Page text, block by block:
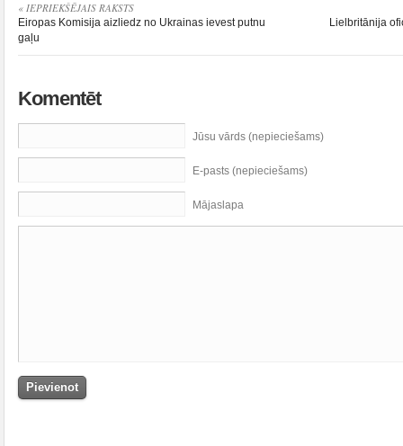
« IEPRIEKŠĒJAIS RAKSTS
Eiropas Komisija aizliedz no Ukrainas ievest putnu
gaļu
Lielbritānija
Komentēt
Jūsu vārds (nepieciešams)
E-pasts (nepieciešams)
Mājaslapa